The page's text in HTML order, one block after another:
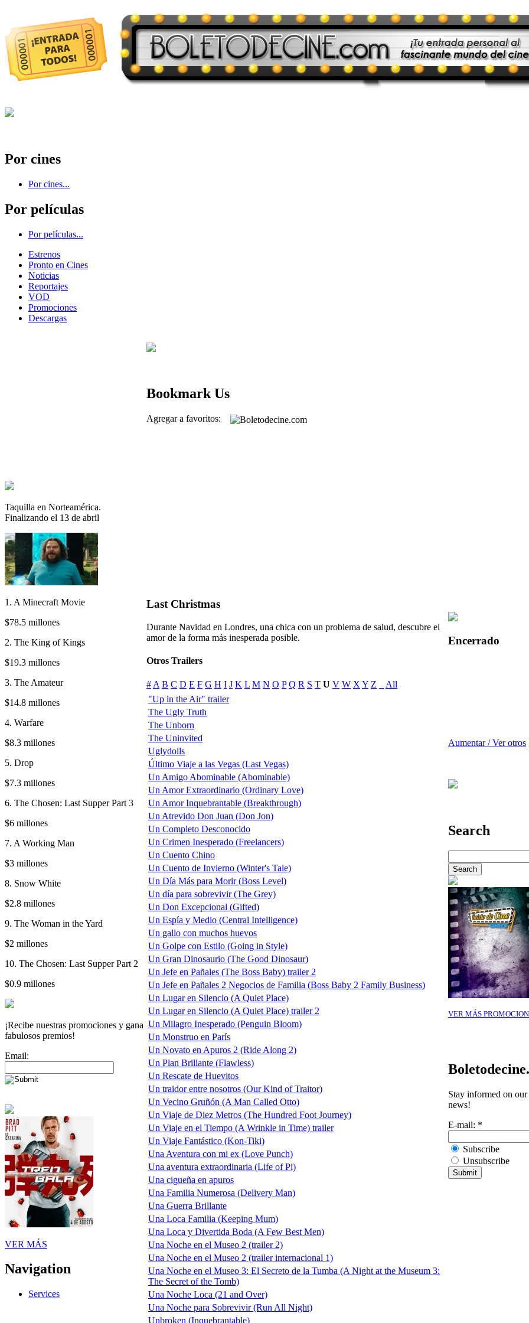
Por cines
Por cines...
Por películas
Por películas...
Estrenos
Pronto en Cines
Noticias
Reportajes
VOD
Promociones
Descargas
Taquilla en Norteamérica.
Finalizando el 13 de abril
1. A Minecraft Movie
$78.5 millones
2. The King of Kings
$19.3 millones
3. The Amateur
$14.8 millones
4. Warfare
$8.3 millones
5. Drop
$7.3 millones
6. The Chosen: Last Supper Part 3
$6 millones
7. A Working Man
$3 millones
8. Snow White
$2.8 millones
9. The Woman in the Yard
$2 millones
10. The Chosen: Last Supper Part 2
$0.9 millones
¡Recibe nuestras promociones y gana
fabulosos premios!
Email:
VER MÁS
Navigation
Services
Bookmark Us
Agregar a favoritos:
Last Christmas
Durante Navidad en Londres, una chica con un problema de salud, descubre el
amor de la forma más inesperada posible.
Otros Trailers
# A B C D E F G H I J K L M N O P Q R S T U V W X Y Z
All
"Up in the Air" trailer
The Ugly Truth
The Unborn
The Uninvited
Uglydolls
Último Viaje a las Vegas (Last Vegas)
Un Amigo Abominable (Abominable)
Un Amor Extraordinario (Ordinary Love)
Un Amor Inquebrantable (Breakthrough)
Un Atrevido Don Juan (Don Jon)
Un Completo Desconocido
Un Crimen Inesperado (Freelancers)
Un Cuento Chino
Un Cuento de Invierno (Winter's Tale)
Un Día Más para Morir (Boss Level)
Un día para sobrevivir (The Grey)
Un Don Excepcional (Gifted)
Un Espía y Medio (Central Intelligence)
Un gallo con muchos huevos
Un Golpe con Estilo (Going in Style)
Un Gran Dinosaurio (The Good Dinosaur)
Un Jefe en Pañales (The Boss Baby) trailer 2
Un Jefe en Pañales 2 Negocios de Familia (Boss Baby 2 Family Business)
Un Lugar en Silencio (A Quiet Place)
Un Lugar en Silencio (A Quiet Place) trailer 2
Un Milagro Inesperado (Penguin Bloom)
Un Monstruo en París
Un Novato en Apuros 2 (Ride Along 2)
Un Plan Brillante (Flawless)
Un Rescate de Huevitos
Un traidor entre nosotros (Our Kind of Traitor)
Un Vecino Gruñón (A Man Called Otto)
Un Viaje de Diez Metros (The Hundred Foot Journey)
Un Viaje en el Tiempo (A Wrinkle in Time) trailer
Un Viaje Fantástico (Kon-Tiki)
Una Aventura con mi ex (Love Punch)
Una aventura extraordinaria (Life of Pi)
Una cigueña en apuros
Una Familia Numerosa (Delivery Man)
Una Guerra Brillante
Una Loca Familia (Keeping Mum)
Una Loca y Divertida Boda (A Few Best Men)
Una Noche en el Museo 2 (trailer 2)
Una Noche en el Museo 2 (trailer internacional 1)
Una Noche en el Museo 3: El Secreto de la Tumba (A Night at the Museum 3:
The Secret of the Tomb)
Una Noche Loca (21 and Over)
Una Noche para Sobrevivir (Run All Night)
Unbroken (Inquebrantable)
Encerrado
Aumentar / Ver otros
Search
VER MÁS
Stay informed on our
news!
E-mail: *
Subscribe
Unsubscribe